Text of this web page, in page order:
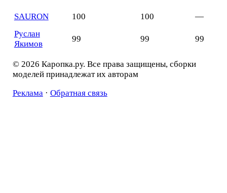
SAURON 100 100
—
Руслан
Якимов
99 99 99
© 2026 Каропка.ру. Все права защищены, сборки
моделей принадлежат их авторам
Реклама· Обратная связь